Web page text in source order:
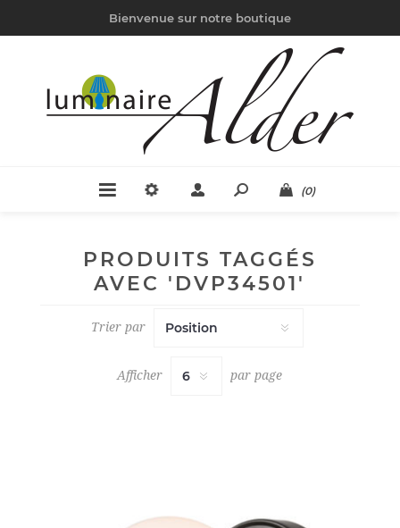
Bienvenue sur notre boutique
(0)
PRODUITS TAGGÉS
AVEC 'DVP34501'
Trier par
Afficher par page